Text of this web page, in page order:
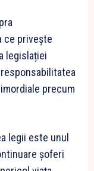
ce privește
legislației
precum
legii este unul
șoferi